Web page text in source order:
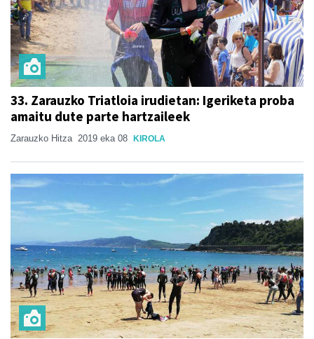
33. Zarauzko Triatloia irudietan: Igeriketa proba
amaitu dute parte hartzaileek
Zarauzko Hitza 2019 eka 08 KIROLA